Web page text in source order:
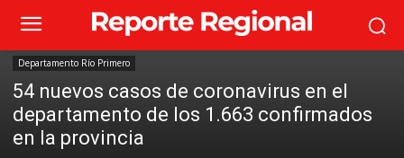
Departamento Río Primero
54 nuevos casos de coronavirus en el
departamento de los 1.663 confirmados
en la provincia